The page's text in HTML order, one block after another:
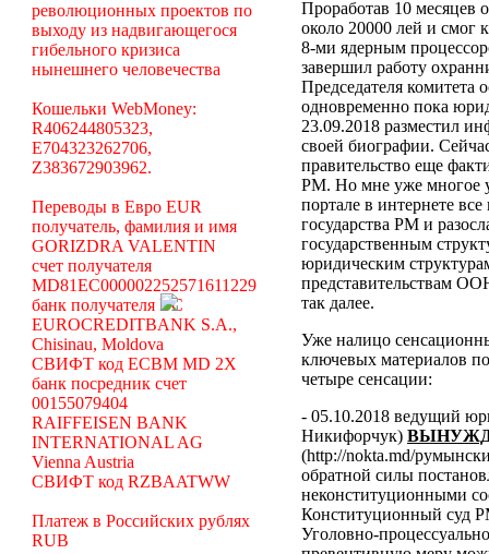
революционных проектов по
выходу из надвигающегося
гибельного кризиса
нынешнего человечества
Кошельки WebMoney:
R406244805323,
E704323262706,
Z383672903962.
Переводы в Евро EUR
получатель, фамилия и имя
GORIZDRA VALENTIN
счет получателя
MD81EC000002252571611229
банк получателя BC
EUROCREDITBANK S.A.,
Chisinau, Moldova
СВИФТ код ECBM MD 2X
банк посредник счет
00155079404
RAIFFEISEN BANK
INTERNATIONAL AG
Vienna Austria
СВИФТ код RZBAATWW
Платеж в Российских рублях
RUB
Проработав 10 месяцев
около 20000 лей и смог
8-ми ядерным
завершил работу
Председателя комитета
одновременно пока
23.09.2018 разместил
своей биографии.
правительство еще
РМ. Но мне уже многое
портале в интернете
государства РМ и
государственным
юридическим
представительствам
так далее.
Уже налицо
ключевых материалов
четыре сенсации:
- 05.10.2018 ведущий
Никифорчук)
(http://nokta.md/
обратной силы
неконституционными
Конституционный суд
Уголовно-